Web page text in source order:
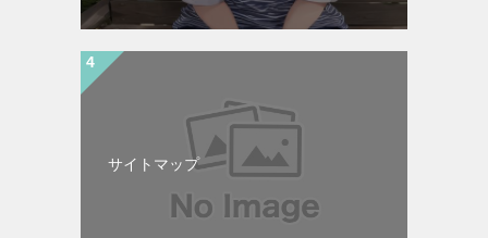
サイトマップ